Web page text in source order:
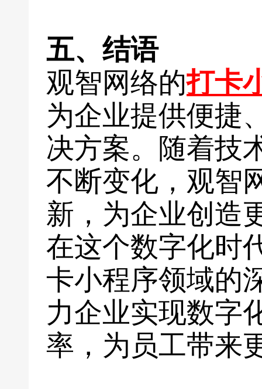
五、结语
观智网络的打卡
为企业提供便捷
决方案。随着技
不断变化，观智
新，为企业创造
在这个数字化时
卡小程序领域的
力企业实现数字
率，为员工带来